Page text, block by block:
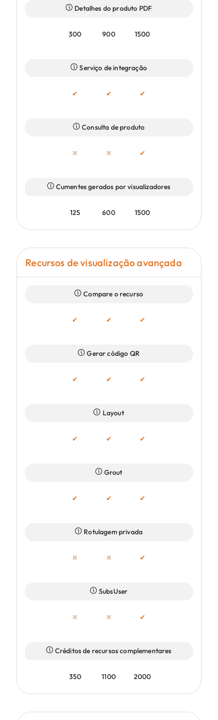
Detalhes do produto PDF
300 900 1500
Serviço de integração
✔ ✔ ✔
Consulta de produto
✖ ✖ ✔
Cumentes gerados por visualizadores
125 600 1500
Recursos de visualização avançada
Compare o recurso
✔ ✔ ✔
Gerar código QR
✔ ✔ ✔
Layout
✔ ✔ ✔
Grout
✔ ✔ ✔
Rotulagem privada
✖ ✖ ✔
SubsUser
✖ ✖ ✔
Créditos de recursos complementares
350 1100 2000